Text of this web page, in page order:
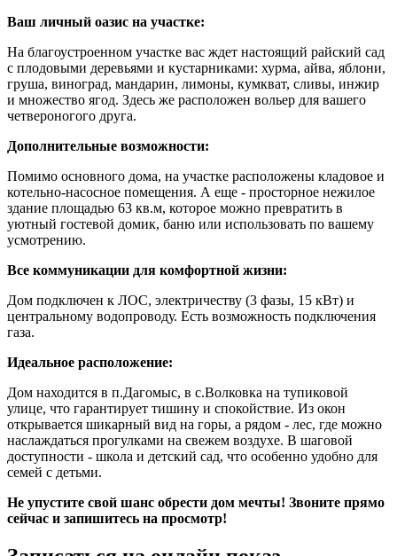
Ваш личный оазис на участке:
На благоустроенном участке вас ждет настоящий райский сад
с плодовыми деревьями и кустарниками: хурма, айва, яблони,
груша, виноград, мандарин, лимоны, кумкват, сливы, инжир
и множество ягод. Здесь же расположен вольер для вашего
четвероногого друга.
Дополнительные возможности:
Помимо основного дома, на участке расположены кладовое и
котельно-насосное помещения. А еще - просторное нежилое
здание площадью 63 кв.м, которое можно превратить в
уютный гостевой домик, баню или использовать по вашему
усмотрению.
Все коммуникации для комфортной жизни:
Дом подключен к ЛОС, электричеству (3 фазы, 15 кВт) и
центральному водопроводу. Есть возможность подключения
газа.
Идеальное расположение:
Дом находится в п.Дагомыс, в с.Волковка на тупиковой
улице, что гарантирует тишину и спокойствие. Из окон
открывается шикарный вид на горы, а рядом - лес, где можно
наслаждаться прогулками на свежем воздухе. В шаговой
доступности - школа и детский сад, что особенно удобно для
семей с детьми.
Не упустите свой шанс обрести дом мечты! Звоните прямо
сейчас и запишитесь на просмотр!